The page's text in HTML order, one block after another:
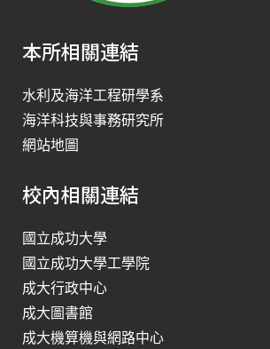
本所相關連結
水利及海洋工程研學系
海洋科技與事務研究所
網站地圖
校內相關連結
國立成功大學
國立成功大學工學院
成大行政中心
成大圖書館
成大機算機與網路中心